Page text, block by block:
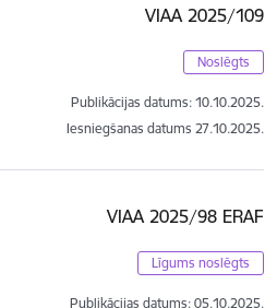
VIAA 2025/109
Noslēgts
Publikācijas datums: 10.10.2025.
Iesniegšanas datums 27.10.2025.
VIAA 2025/98 ERAF
Līgums noslēgts
Publikācijas datums: 05.10.2025.